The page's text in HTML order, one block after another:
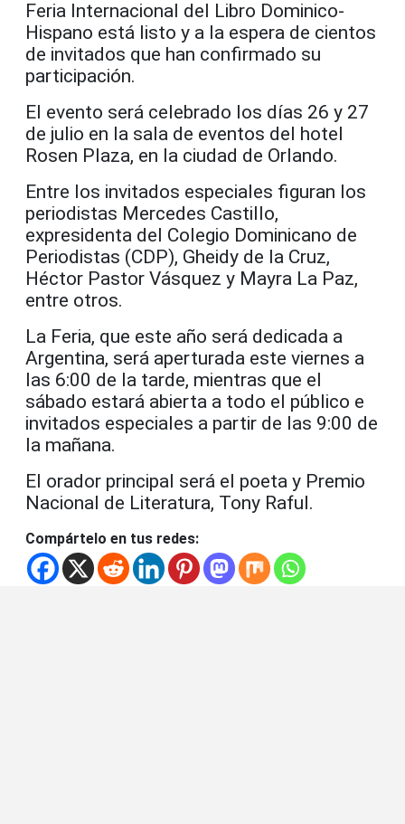
Feria Internacional del Libro Dominico-
Hispano está listo y a la espera de cientos
de invitados que han confirmado su
participación.
El evento será celebrado los días 26 y 27
de julio en la sala de eventos del hotel
Rosen Plaza, en la ciudad de Orlando.
Entre los invitados especiales figuran los
periodistas Mercedes Castillo,
expresidenta del Colegio Dominicano de
Periodistas (CDP), Gheidy de la Cruz,
Héctor Pastor Vásquez y Mayra La Paz,
entre otros.
La Feria, que este año será dedicada a
Argentina, será aperturada este viernes a
las 6:00 de la tarde, mientras que el
sábado estará abierta a todo el público e
invitados especiales a partir de las 9:00 de
la mañana.
El orador principal será el poeta y Premio
Nacional de Literatura, Tony Raful.
Compártelo en tus redes: